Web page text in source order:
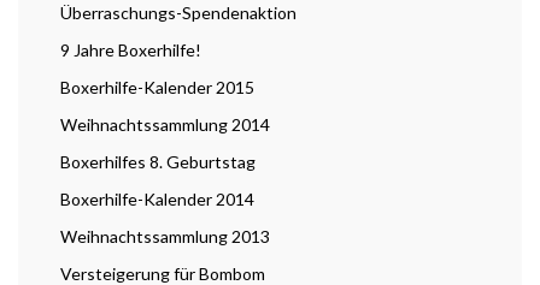
Überraschungs-Spendenaktion
9 Jahre Boxerhilfe!
Boxerhilfe-Kalender 2015
Weihnachtssammlung 2014
Boxerhilfes 8. Geburtstag
Boxerhilfe-Kalender 2014
Weihnachtssammlung 2013
Versteigerung für Bombom